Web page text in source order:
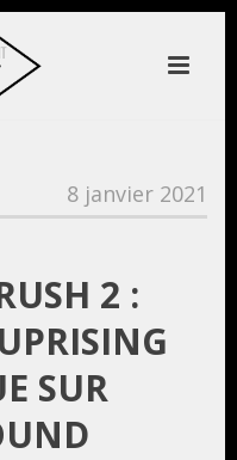
8 janvier 2021
2 :
SUR